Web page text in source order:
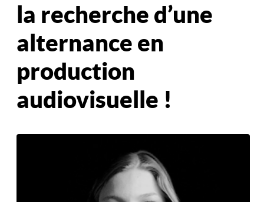
la recherche d’une
alternance en
production
audiovisuelle !